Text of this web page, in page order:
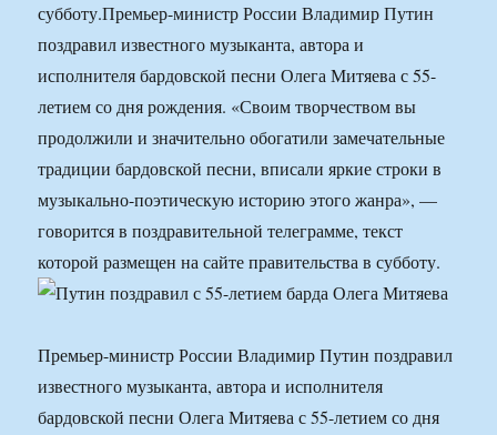
субботу.Премьер-министр России Владимир Путин
поздравил известного музыканта, автора и
исполнителя бардовской песни Олега Митяева с 55-
летием со дня рождения. «Своим творчеством вы
продолжили и значительно обогатили замечательные
традиции бардовской песни, вписали яркие строки в
музыкально-поэтическую историю этого жанра», —
говорится в поздравительной телеграмме, текст
которой размещен на сайте правительства в субботу.
Премьер-министр России Владимир Путин поздравил
известного музыканта, автора и исполнителя
бардовской песни Олега Митяева с 55-летием со дня